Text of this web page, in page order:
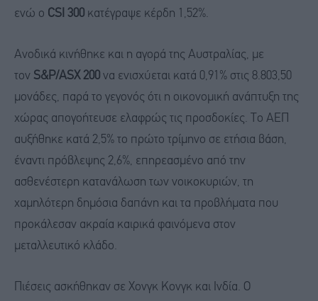
ενώ ο CSI 300 κατέγραψε κέρδη 1,52%.
Ανοδικά κινήθηκε και η αγορά της Αυστραλίας, με
τον S&P/ASX 200 να ενισχύεται κατά 0,91% στις 8.803,50
μονάδες, παρά το γεγονός ότι η οικονομική ανάπτυξη της
χώρας απογοήτευσε ελαφρώς τις προσδοκίες. Το ΑΕΠ
αυξήθηκε κατά 2,5% το πρώτο τρίμηνο σε ετήσια βάση,
έναντι πρόβλεψης 2,6%, επηρεασμένο από την
ασθενέστερη κατανάλωση των νοικοκυριών, τη
χαμηλότερη δημόσια δαπάνη και τα προβλήματα που
προκάλεσαν ακραία καιρικά φαινόμενα στον
μεταλλευτικό κλάδο.
Πιέσεις ασκήθηκαν σε Χονγκ Κονγκ και Ινδία. Ο